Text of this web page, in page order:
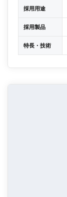
採用用途
採用製品
特長・技術